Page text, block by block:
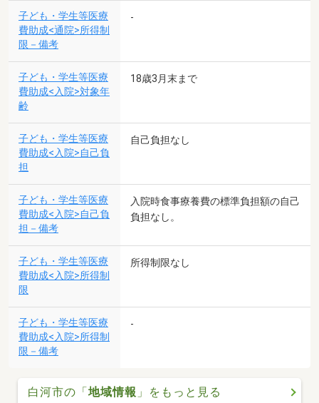
子ども・学生等医療
費助成<通院>所得制
限－備考
-
子ども・学生等医療
費助成<入院>対象年
齢
18歳3月末まで
子ども・学生等医療
費助成<入院>自己負
担
自己負担なし
子ども・学生等医療
費助成<入院>自己負
担－備考
入院時食事療養費の標準負担額の自己
負担なし。
子ども・学生等医療
費助成<入院>所得制
限
所得制限なし
子ども・学生等医療
費助成<入院>所得制
限－備考
-
白河市の「地域情報 」をもっと見る